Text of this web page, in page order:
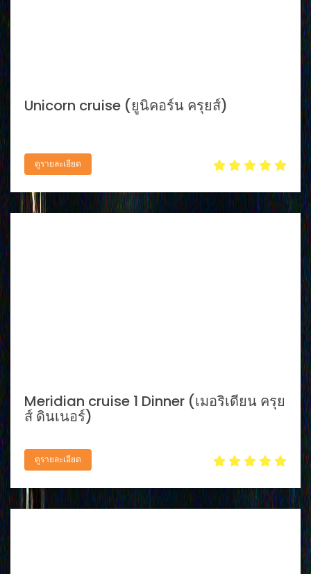
Unicorn cruise (ยูนิคอร์น ครุยส์)
ดูรายละเอียด
Meridian cruise 1 Dinner (เมอริเดียน ครุย
ส์ ดินเนอร์)
ดูรายละเอียด